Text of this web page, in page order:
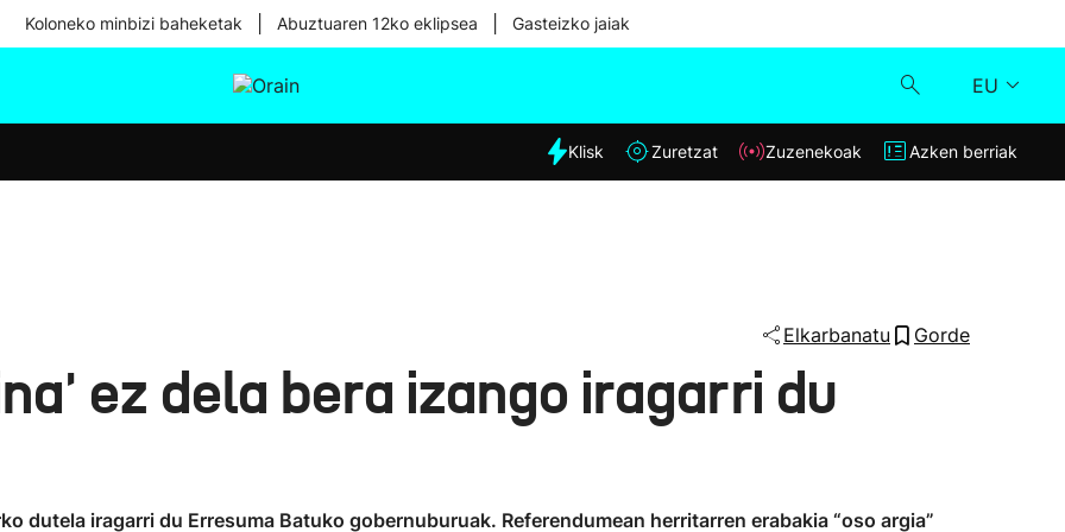
Koloneko minbizi baheketak Abuztuaren 12ko eklipsea Gasteizko jaiak
EU
Eguraldia
Klisk
Klisk Zuretzat Zuzenekoak Azken berriak
Elkarbanatu Gorde
ez dela bera izango iragarri du
dutela iragarri du Erresuma Batuko gobernuburuak. Referendumean herritarren erabakia “oso argia”